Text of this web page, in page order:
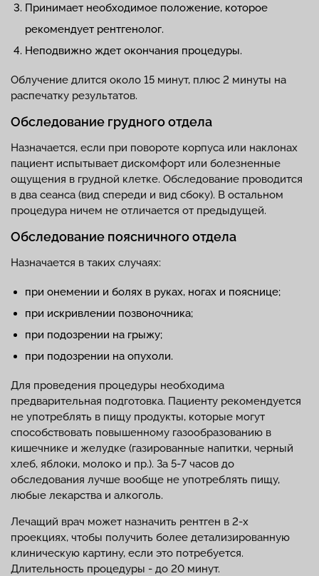
Принимает необходимое положение, которое
рекомендует рентгенолог.
Неподвижно ждет окончания процедуры.
Облучение длится около 15 минут, плюс 2 минуты на
распечатку результатов.
Обследование грудного отдела
Назначается, если при повороте корпуса или наклонах
пациент испытывает дискомфорт или болезненные
ощущения в грудной клетке. Обследование проводится
в два сеанса (вид спереди и вид сбоку). В остальном
процедура ничем не отличается от предыдущей.
Обследование поясничного отдела
Назначается в таких случаях:
при онемении и болях в руках, ногах и пояснице;
при искривлении позвоночника;
при подозрении на грыжу;
при подозрении на опухоли.
Для проведения процедуры необходима
предварительная подготовка. Пациенту рекомендуется
не употреблять в пищу продукты, которые могут
способствовать повышенному газообразованию в
кишечнике и желудке (газированные напитки, черный
хлеб, яблоки, молоко и пр.). За 5-7 часов до
обследования лучше вообще не употреблять пищу,
любые лекарства и алкоголь.
Лечащий врач может назначить рентген в 2-х
проекциях, чтобы получить более детализированную
клиническую картину, если это потребуется.
Длительность процедуры - до 20 минут.